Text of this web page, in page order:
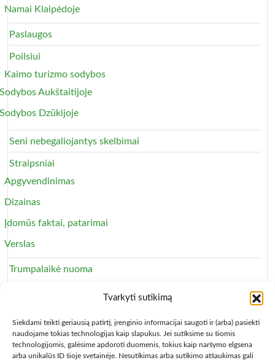
Tvarkyti sutikimą
Siekdami teikti geriausią patirtį, įrenginio informacijai saugoti ir (arba) pasiekti
naudojame tokias technologijas kaip slapukus. Jei sutiksime su šiomis
technologijomis, galėsime apdoroti duomenis, tokius kaip naršymo elgsena
arba unikalūs ID šioje svetainėje. Nesutikimas arba sutikimo atšaukimas gali
Namai Klaipėdoje
Paslaugos
Poilsiui
Kaimo turizmo sodybos
Sodybos Aukštaitijoje
Sodybos Dzūkijoje
Seni nebegaliojantys skelbimai
Straipsniai
Apgyvendinimas
Dizainas
Įdomūs faktai, patarimai
Verslas
Trumpalaikė nuoma